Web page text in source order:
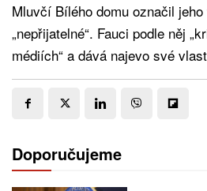
Mluvčí Bílého domu označil
„nepřijatelné“. Fauci podle něj
médiích“ a dává najevo své
Doporučujeme